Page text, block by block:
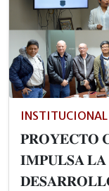
INSTITUCIONAL
𝐏𝐑𝐎𝐘𝐄𝐂𝐓𝐎
𝐈𝐌𝐏𝐔𝐋𝐒𝐀